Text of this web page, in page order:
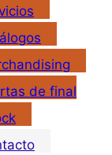
de final